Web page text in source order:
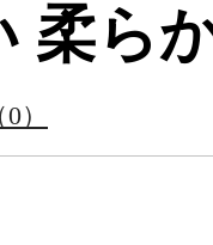
柔ら
0）